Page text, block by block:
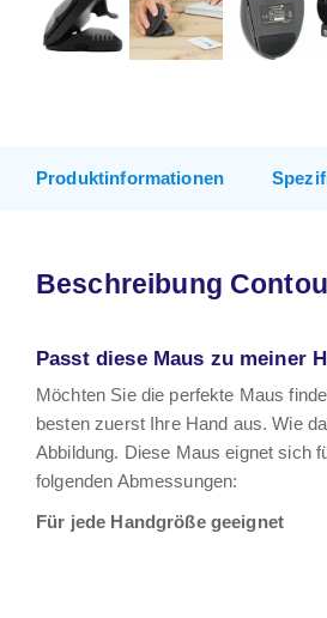
Produktinformationen
Beschreibung
Passt diese Maus zu meiner
Möchten Sie die perfekte Maus
besten zuerst Ihre Hand aus. Wie
Abbildung. Diese Maus eignet sich
folgenden Abmessungen:
Für jede Handgröße geeignet